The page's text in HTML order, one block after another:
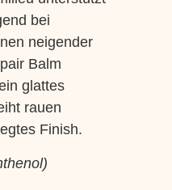
bei
neigender
Balm
glattes
rauen
Finish.